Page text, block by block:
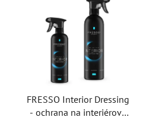
FRESSO Interior Dressing
- ochrana na interiérové